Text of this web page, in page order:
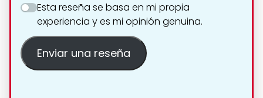
Esta reseña se basa en mi propia
experiencia y es mi opinión genuina.
Enviar una reseña